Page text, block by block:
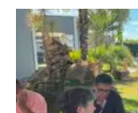
Deixe seu
Comments are closed.